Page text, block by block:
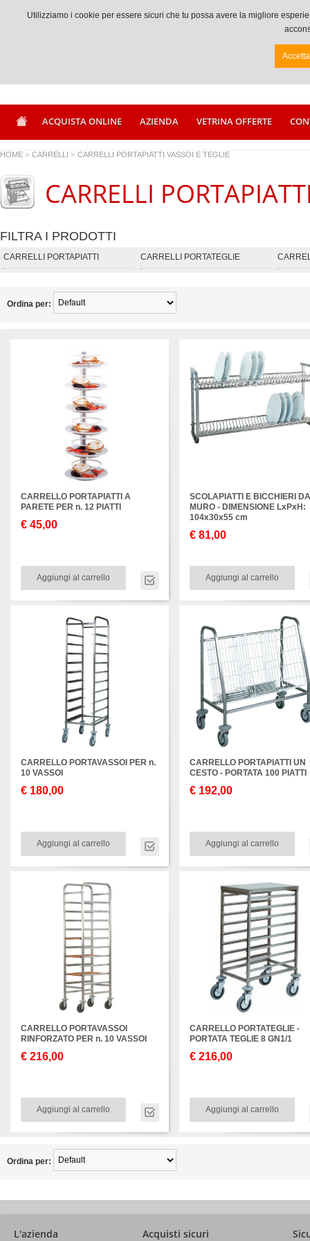
Chiamaci +39 0833917056
ACQUISTA ONLINE AZIENDA VETRINA OFFERTE
HOME » CARRELLI » CARRELLI PORTAPIATTI VASSOI E TEGLIE
CARRELLI
FILTRA I PRODOTTI
CARRELLI PORTAPIATTI CARRELLI PORTATEGLIE
Ordina per:
CARRELLO PORTAPIATTI A
PARETE PER n. 12 PIATTI
€ 45,00
Aggiungi al carrello
SCOLAPIATTI E BICCHIERI DA
MURO - DIMENSIONE LxPxH:
104x30x55 cm
€ 81,00
Aggiungi al carrello
CARRELLO PORTAVASSOI PER n.
10 VASSOI
€ 180,00
Aggiungi al carrello
CARRELLO PORTAPIATTI UN
CESTO - PORTATA 100 PIATTI
€ 192,00
Aggiungi al carrello
CARRELLO PORTAVASSOI
RINFORZATO PER n. 10 VASSOI
€ 216,00
Aggiungi al carrello
CARRELLO PORTATEGLIE -
PORTATA TEGLIE 8 GN1/1
€ 216,00
Aggiungi al carrello
Ordina per:
L'azienda Acquisti sicuri
Utilizziamo i cookie per essere sicuri che tu possa avere la migliore
Accetta